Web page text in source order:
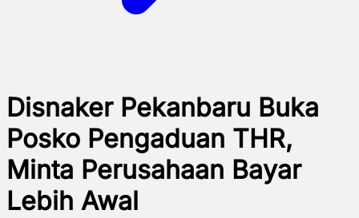
Disnaker Pekanbaru Buka
Posko Pengaduan THR,
Minta Perusahaan Bayar
Lebih Awal